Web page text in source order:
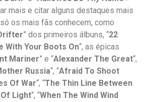
mais e citar alguns destaques mais
os mais fãs conhecem, como
” dos primeiros álbuns, “22
With Your Boots On“, as épicas
Mariner” e “Alexander The Great“,
Russia“, “Afraid To Shoot
Of War“, “The Thin Line Between
Light“, “When The Wind Wind